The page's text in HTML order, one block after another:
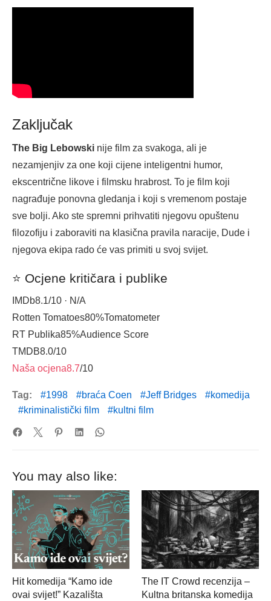
Zaključak
The Big Lebowski nije film za svakoga, ali je
nezamjenjiv za one koji cijene inteligentni humor,
ekscentrične likove i filmsku hrabrost. To je film koji
nagrađuje ponovna gledanja i koji s vremenom postaje
sve bolji. Ako ste spremni prihvatiti njegovu opuštenu
filozofiju i zaboraviti na klasična pravila naracije, Dude i
njegova ekipa rado će vas primiti u svoj svijet.
⭐ Ocjene kritičara i publike
IMDb8.1/10 · N/A
Rotten Tomatoes80%Tomatometer
RT Publika85%Audience Score
TMDB8.0/10
Naša ocjena8.7/10
Tag: 1998 braća Coen Jeff Bridges
komedija
kriminalistički film
kultni film
You may also like:
Hit komedija “Kamo ide
ovai svijet!” Kazališta
The IT Crowd recenzija –
Kultna britanska komedija